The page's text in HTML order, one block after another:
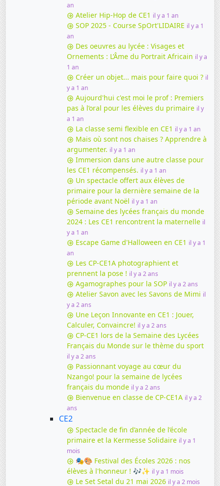
an
Atelier Hip-Hop de CE1 il y a 1 an
SOP 2025 - Course SpOrt'LIDAIRE il y a 1
an
Des oeuvres au lycée : Visages et
Ornements : L’Âme du Portrait Africain il y a
1 an
Créer un objet... mais pour faire quoi ? il
y a 1 an
Aujourd'hui c'est moi le prof : Premiers
pas à l’oral pour les élèves du primaire il y
a 1 an
La classe semi flexible en CE1 il y a 1 an
Mais où sont nos chaises ? Apprendre à
argumenter. il y a 1 an
Immersion dans une autre classe pour
les CE1 récompensés. il y a 1 an
Un spectacle offert aux élèves de
primaire pour la dernière semaine de la
période avant Noël il y a 1 an
Semaine des lycées français du monde
2024 : Les CE1 rencontrent la maternelle il
y a 1 an
Escape Game d'Halloween en CE1 il y a 1
an
Les CP-CE1A photographient et
prennent la pose ! il y a 2 ans
Agamographes pour la SOP il y a 2 ans
Atelier Savon avec les Savons de Mimi il
y a 2 ans
Une Leçon Innovante en CE1 : Jouer,
Calculer, Convaincre! il y a 2 ans
CP-CE1 lors de la Semaine des Lycées
Français du Monde sur le thème du sport
il y a 2 ans
Passionnant voyage au cœur du
Nzango! pour la semaine de lycées
français du monde il y a 2 ans
Bienvenue en classe de CP-CE1A il y a 2
ans
CE2
Spectacle de fin d’année de l’école
primaire et la Kermesse Solidaire il y a 1
mois
🎭🎨 Festival des Écoles 2026 : nos
élèves à l'honneur ! 🎶✨ il y a 1 mois
Le Set Setal du 21 mai 2026 il y a 2 mois